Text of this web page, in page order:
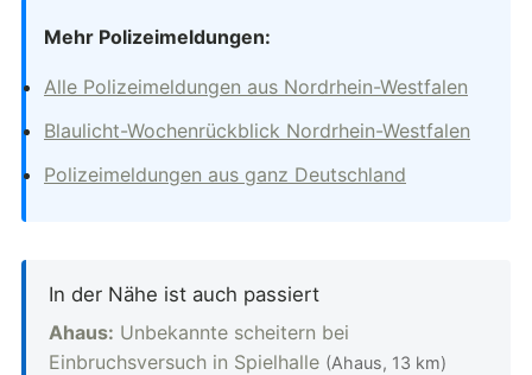
Mehr Polizeimeldungen:
Alle Polizeimeldungen aus Nordrhein-Westfalen
Blaulicht-Wochenrückblick Nordrhein-Westfalen
Polizeimeldungen aus ganz Deutschland
In der Nähe ist auch passiert
Ahaus: Unbekannte scheitern bei
Einbruchsversuch in Spielhalle (Ahaus, 13 km)